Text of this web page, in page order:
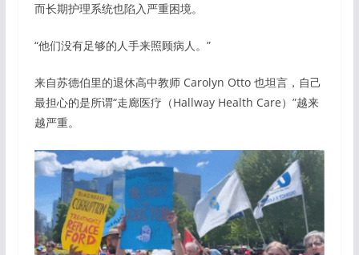
而长期护理系统也陷入严重困境。
“他们没有足够的人手来照顾病人。”
来自苏德伯里的退休高中教师 Carolyn Otto 也坦言，自己
最担心的是所谓“走廊医疗（Hallway Health Care）”越来
越严重。